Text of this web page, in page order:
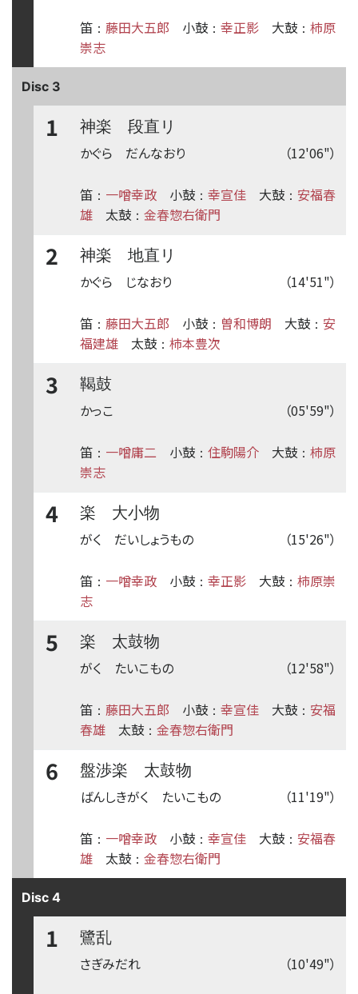
笛 ： 藤田大五郎 小鼓 ： 幸正影 大鼓 ： 柿原
崇志
Disc 3
1
神楽 段直リ
（12'06"）
かぐら だんなおり
笛 ： 一噌幸政 小鼓 ： 幸宣佳 大鼓 ： 安福春
雄
太鼓 ： 金春惣右衛門
2
神楽 地直リ
（14'51"）
かぐら じなおり
笛 ： 藤田大五郎 小鼓 ： 曽和博朗 大鼓 ： 安
福建雄
太鼓 ： 柿本豊次
3
鞨鼓
（05'59"）
かっこ
笛 ： 一噌庸二 小鼓 ： 住駒陽介 大鼓 ： 柿原
崇志
4
楽 大小物
（15'26"）
がく だいしょうもの
笛 ： 一噌幸政 小鼓 ： 幸正影 大鼓 ： 柿原崇
志
5
楽 太鼓物
（12'58"）
がく たいこもの
笛 ： 藤田大五郎 小鼓 ： 幸宣佳 大鼓 ： 安福
春雄
太鼓 ： 金春惣右衛門
6
盤渉楽 太鼓物
（11'19"）
ばんしきがく たいこもの
笛 ： 一噌幸政 小鼓 ： 幸宣佳 大鼓 ： 安福春
雄
太鼓 ： 金春惣右衛門
Disc 4
1
鷺乱
（10'49"）
さぎみだれ